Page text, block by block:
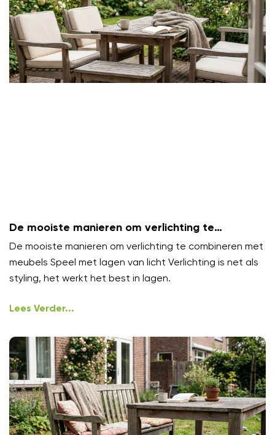
De mooiste manieren om verlichting te
combineren met meubels
De mooiste manieren om verlichting te combineren met
meubels Speel met lagen van licht Verlichting is net als
styling, het werkt het best in lagen.
Lees Verder...